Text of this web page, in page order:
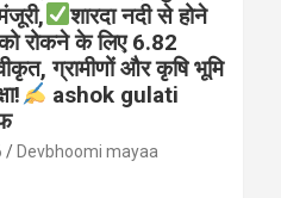
शारदा नदी से होने
रोकने के लिए 6.82
ग्रामीणों और कृषि भूमि
ashok gulati
Devbhoomi mayaa